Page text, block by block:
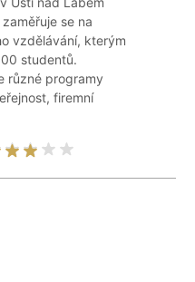
se na
vzdělávání, kterým
studentů.
různé programy
firemní